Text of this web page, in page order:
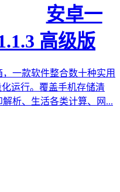
安卓一
高级版
一款软件整合数十种实用
运行。覆盖手机存储清
析、生活各类计算、网...